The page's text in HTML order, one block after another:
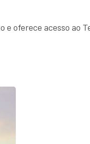
e oferece acesso ao